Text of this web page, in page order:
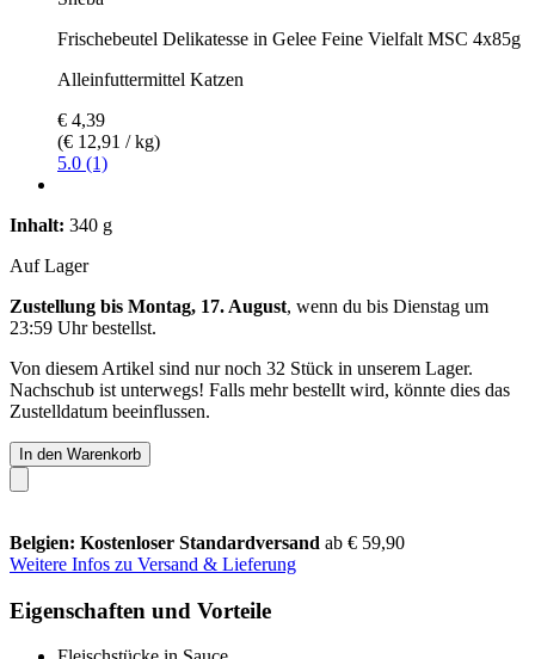
Frischebeutel Delikatesse in Gelee Feine Vielfalt MSC 4x85g
Alleinfuttermittel Katzen
€ 4,39
(€ 12,91 / kg)
5.0 (1)
Inhalt: 340 g
Auf Lager
Zustellung bis Montag, 17. August, wenn du bis Dienstag um
23:59 Uhrbestellst.
Von diesem Artikel sind nur noch 32 Stück in unserem Lager.
Nachschub ist unterwegs! Falls mehr bestellt wird, könnte dies das
Zustelldatum beeinflussen.
In den Warenkorb
Belgien: Kostenloser Standardversand ab € 59,90
Weitere Infos zu Versand & Lieferung
Eigenschaften und Vorteile